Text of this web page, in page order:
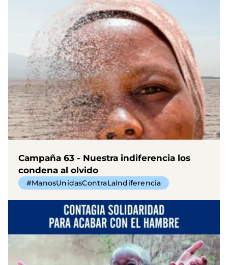
Campaña 63 - Nuestra indiferencia los
condena al olvido
#ManosUnidasContraLaIndiferencia